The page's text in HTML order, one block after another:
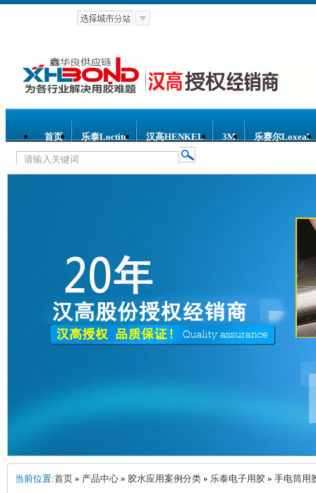
首页 乐泰Loctite 汉高HENKEL 3M 乐赛尔Loxeal
热门关键词： 乐泰螺纹锁固胶 乐泰螺纹密封胶
乐泰环
泰平面密封胶
当前位置:首页 » 产品中心 » 胶水应用案例分类 » 乐泰电子用胶 » 手电筒用